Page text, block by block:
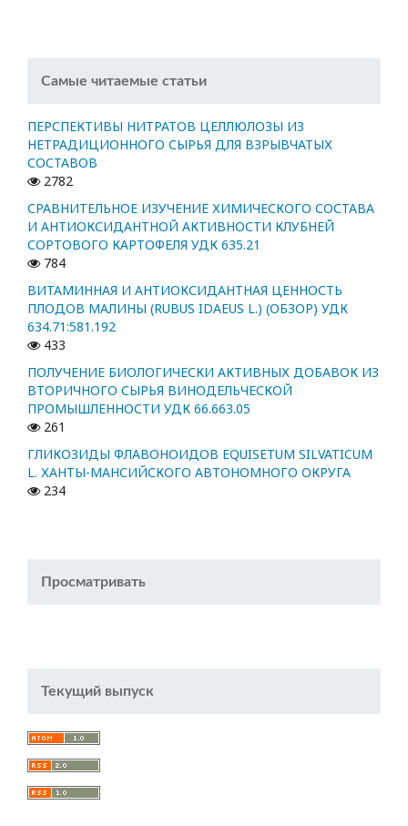
Самые читаемые статьи
ПЕРСПЕКТИВЫ НИТРАТОВ ЦЕЛЛЮЛОЗЫ ИЗ
НЕТРАДИЦИОННОГО СЫРЬЯ ДЛЯ ВЗРЫВЧАТЫХ
СОСТАВОВ
2782
СРАВНИТЕЛЬНОЕ ИЗУЧЕНИЕ ХИМИЧЕСКОГО СОСТАВА
И АНТИОКСИДАНТНОЙ АКТИВНОСТИ КЛУБНЕЙ
СОРТОВОГО КАРТОФЕЛЯ УДК 635.21
784
ВИТАМИННАЯ И АНТИОКСИДАНТНАЯ ЦЕННОСТЬ
ПЛОДОВ МАЛИНЫ (RUBUS IDAEUS L.) (ОБЗОР) УДК
634.71:581.192
433
ПОЛУЧЕНИЕ БИОЛОГИЧЕСКИ АКТИВНЫХ ДОБАВОК ИЗ
ВТОРИЧНОГО СЫРЬЯ ВИНОДЕЛЬЧЕСКОЙ
ПРОМЫШЛЕННОСТИ УДК 66.663.05
261
ГЛИКОЗИДЫ ФЛАВОНОИДОВ EQUISETUM SILVATICUM
L. ХАНТЫ-МАНСИЙСКОГО АВТОНОМНОГО ОКРУГА
234
Просматривать
Текущий выпуск